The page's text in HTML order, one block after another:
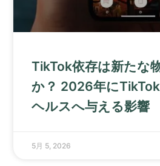
TikTok依存は新たな
か？ 2026年に
ヘルスへ与える影響
5月 5, 2026